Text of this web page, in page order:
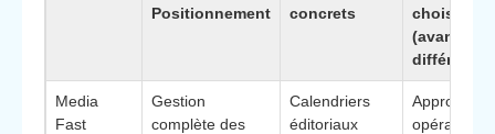
Positionnement
concrets
choisir
(avantage
Media
Fast
Gestion
complète des
Calendriers
éditoriaux
Approche